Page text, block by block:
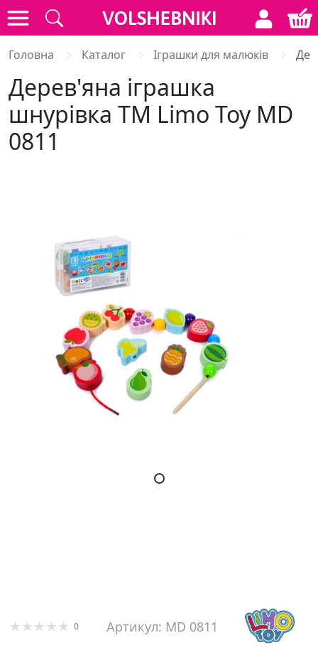
Головна Каталог Іграшки для малюків
Дерев'яна іграшка
шнурiвка ТМ Limo Toy MD
0811
0 Артикул: MD 0811